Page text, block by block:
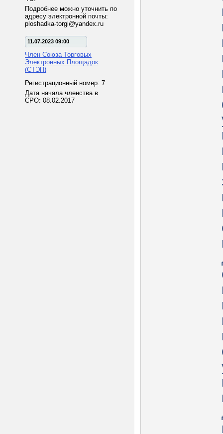
Подробнее можно уточнить по
адресу электронной почты:
ploshadka-torgi@yandex.ru
11.07.2023 09:00
Член Союза Торговых
Электронных Площадок
(СТЭП)
Регистрационный номер: 7
Дата начала членства в
СРО: 08.02.2017